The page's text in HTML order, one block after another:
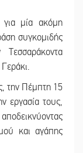
για μία ακόμη
συγκομιδής
την Πέμπτη 15
εργασία τους,
και αγάπης